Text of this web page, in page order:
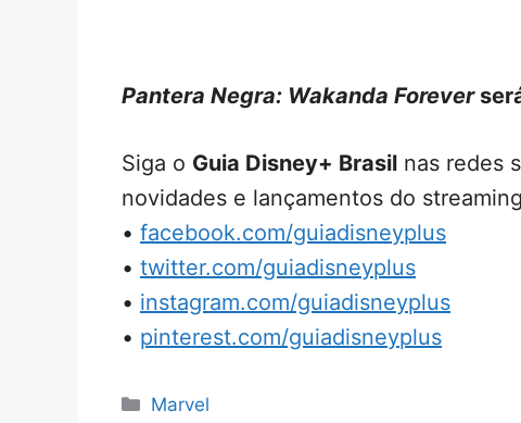
Pantera Negra: Wakanda Forever
Siga o Guia Disney+ Brasil nas redes
novidades e lançamentos do
• facebook.com/guiadisneyplus
• twitter.com/guiadisneyplus
• instagram.com/guiadisneyplus
• pinterest.com/guiadisneyplus
Categorias
Marvel